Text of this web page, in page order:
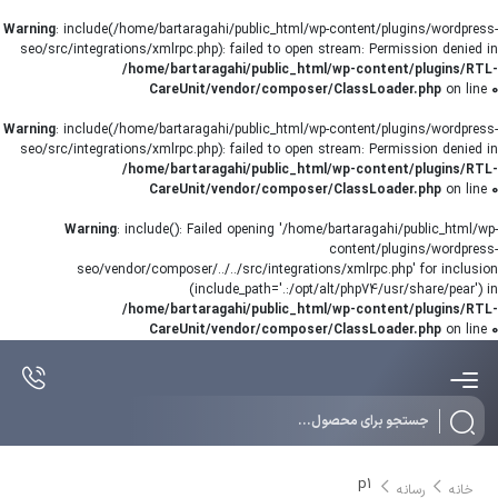
Warning: include(/home/bartaragahi/public_html/wp-content/plugins/wordpress-
seo/src/integrations/xmlrpc.php): failed to open stream: Permission denied in
/home/bartaragahi/public_html/wp-content/plugins/RTL-
CareUnit/vendor/composer/ClassLoader.php on line 0
Warning: include(/home/bartaragahi/public_html/wp-content/plugins/wordpress-
seo/src/integrations/xmlrpc.php): failed to open stream: Permission denied in
/home/bartaragahi/public_html/wp-content/plugins/RTL-
CareUnit/vendor/composer/ClassLoader.php on line 0
Warning: include(): Failed opening '/home/bartaragahi/public_html/wp-
content/plugins/wordpress-
seo/vendor/composer/../../src/integrations/xmlrpc.php' for inclusion
(include_path='.:/opt/alt/php74/usr/share/pear') in
/home/bartaragahi/public_html/wp-content/plugins/RTL-
CareUnit/vendor/composer/ClassLoader.php on line 0
خانه رسانه p1